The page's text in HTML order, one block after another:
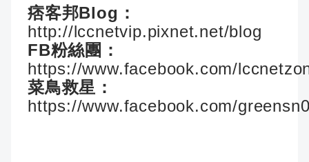
痞客邦Blog：
http://lccnetvip.pixnet.net/blog
FB粉絲團：
https://www.facebook.com/
菜鳥救星：
https://www.facebook.com/